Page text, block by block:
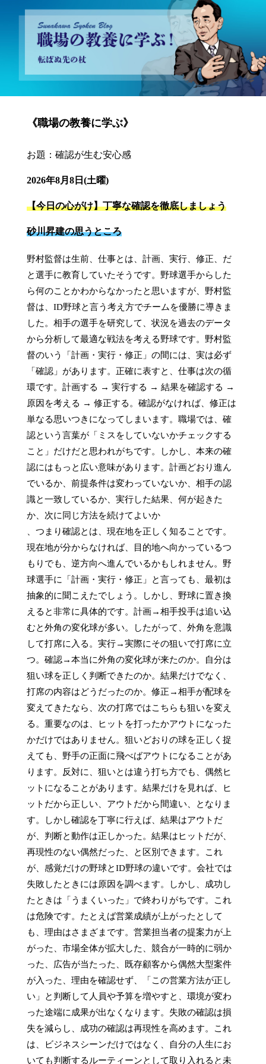
砂川昇建会長ブログ 職場の教養に学ぶ！～転ばぬ先の杖～
《職場の教養に学ぶ》
お題：確認が生む安心感
2026年8月8日(土曜)
【今日の心がけ】丁寧な確認を徹底しましょう
砂川昇建の思うところ
野村監督は生前、仕事とは、計画、実行、修正、だ
と選手に教育していたそうです。野球選手からした
ら何のことかわからなかったと思いますが、野村監
督は、ID野球と言う考え方でチームを優勝に導きま
した。相手の選手を研究して、状況を過去のデータ
から分析して最適な戦法を考える野球です。野村監
督のいう「計画・実行・修正」の間には、実は必ず
「確認」があります。正確に表すと、仕事は次の循
環です。計画する → 実行する → 結果を確認する →
原因を考える → 修正する。確認がなければ、修正は
単なる思いつきになってしまいます。職場では、確
認という言葉が「ミスをしていないかチェックする
こと」だけだと思われがちです。しかし、本来の確
認にはもっと広い意味があります。計画どおり進ん
でいるか、前提条件は変わっていないか、相手の認
識と一致しているか、実行した結果、何が起きた
か、次に同じ方法を続けてよいか
、つまり確認とは、現在地を正しく知ることです。
現在地が分からなければ、目的地へ向かっているつ
もりでも、逆方向へ進んでいるかもしれません。野
球選手に「計画・実行・修正」と言っても、最初は
抽象的に聞こえたでしょう。しかし、野球に置き換
えると非常に具体的です。計画→相手投手は追い込
むと外角の変化球が多い。したがって、外角を意識
して打席に入る。実行→実際にその狙いで打席に立
つ。確認→本当に外角の変化球が来たのか。自分は
狙い球を正しく判断できたのか。結果だけでなく、
打席の内容はどうだったのか。修正→相手が配球を
変えてきたなら、次の打席ではこちらも狙いを変え
る。重要なのは、ヒットを打ったかアウトになった
かだけではありません。狙いどおりの球を正しく捉
えても、野手の正面に飛べばアウトになることがあ
ります。反対に、狙いとは違う打ち方でも、偶然ヒ
ットになることがあります。結果だけを見れば、ヒ
ットだから正しい、アウトだから間違い、となりま
す。しかし確認を丁寧に行えば、結果はアウトだ
が、判断と動作は正しかった。結果はヒットだが、
再現性のない偶然だった、と区別できます。これ
が、感覚だけの野球とID野球の違いです。会社では
失敗したときには原因を調べます。しかし、成功し
たときは「うまくいった」で終わりがちです。これ
は危険です。たとえば営業成績が上がったとして
も、理由はさまざまです。営業担当者の提案力が上
がった、市場全体が拡大した、競合が一時的に弱か
った、広告が当たった、既存顧客から偶然大型案件
が入った、理由を確認せず、「この営業方法が正し
い」と判断して人員や予算を増やすと、環境が変わ
った途端に成果が出なくなります。失敗の確認は損
失を減らし、成功の確認は再現性を高めます。これ
は、ビジネスシーンだけではなく、自分の人生にお
いても判断するルーティーンとして取り入れると未